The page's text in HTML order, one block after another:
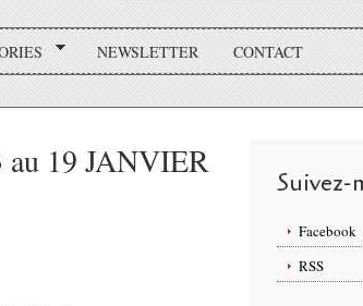
NEWSLETTER CONTACT
19 JANVIER
Suivez-
Facebook
RSS